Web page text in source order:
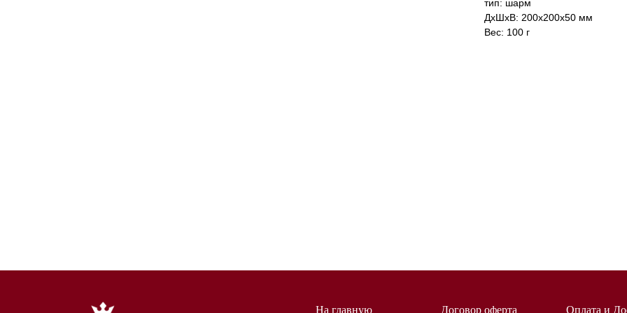
тип: шарм
ДxШxВ: 200x200x50 мм
Вес: 100 г
На главную Договор оферта Оплата и